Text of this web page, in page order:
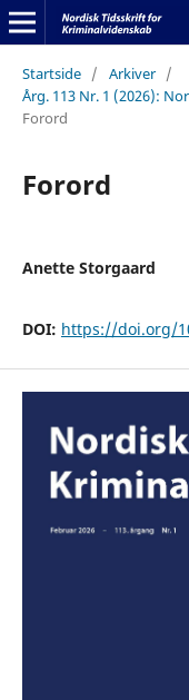
Startside / Arkiver /
Årg. 113 Nr. 1 (2026):
Forord
Forord
Anette Storgaard
DOI: https://doi.org/